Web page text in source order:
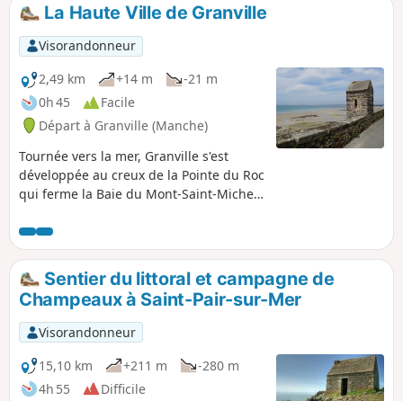
La Haute Ville de Granville
Visorandonneur
2,49 km
+14 m
-21 m
0h 45
Facile
Départ à Granville (Manche)
Tournée vers la mer, Granville s'est
développée au creux de la Pointe du Roc
qui ferme la Baie du Mont-Saint-Michel
d'Europe. Granville est une ville
dynamique qui s'appuie sur sa notoriété
touristique. Sa vocation maritime, qui
n'est pas en reste, y contribue. Cette
balade vous fera découvrir la jolie cité
corsaire normande juchée sur son
rocher et entourée de ses remparts.
Cette cité n'est pas sans rappeler les
charmes de sa cousine malouine.
Sentier du littoral et campagne de
Champeaux à Saint-Pair-sur-Mer
Visorandonneur
15,10 km
+211 m
-280 m
4h 55
Difficile